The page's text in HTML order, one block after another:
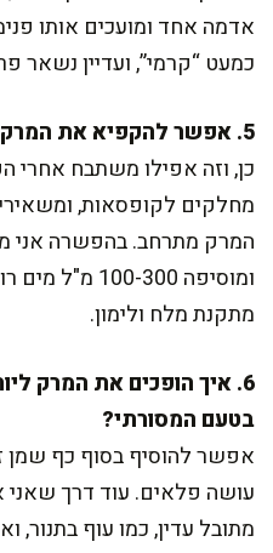
אדמה אחד ומועכים אותו
כמעט “קרמי”, ועדיין נשאר
5. אפשר להקפיא את המרק?
כן, וזה אפילו משתבח אחרי
המרק מתרחב. בהפשרה אני
ומוסיפה 100-
מתקנת מלח ולימון.
6. איך הופכים את המרק
בטעם המסורתי?
אפשר להוסיף בסוף כף שמן
עושה פלאים. עוד דרך שאני
מתובל עדין, כמו עוף